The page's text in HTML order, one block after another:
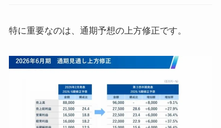
特に重要なのは、通期予想の上方修正です。